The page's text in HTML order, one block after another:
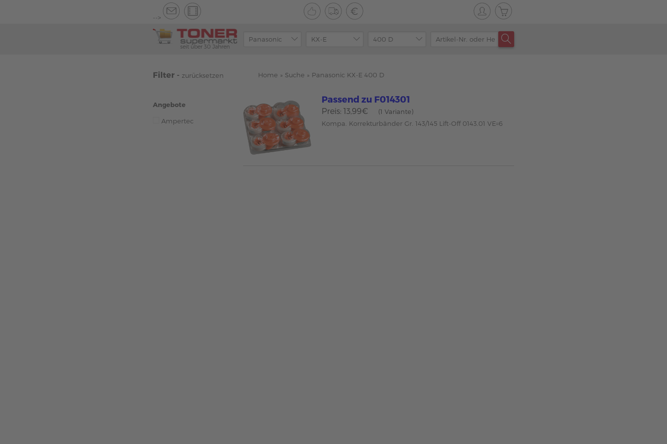
-->
seit über 30 Jahren
Filter - zurücksetzen
Angebote
Ampertec
Home » Suche » Panasonic KX-E 400 D
Passend zu F014301
Preis: 13,99€
(1 Variante)
Kompa. Korrekturbänder Gr. 143/145 Lift-Off 0143.01 VE=6